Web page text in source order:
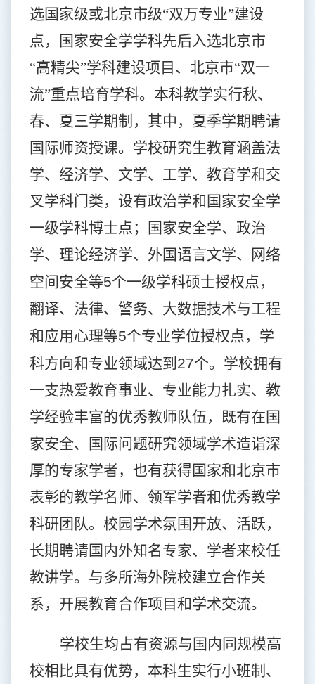
选国家级或北京市级“双万专业”建设
点，国家安全学学科先后入选北京市
“高精尖”学科建设项目、北京市“双一
流”重点培育学科。本科教学实行秋、
春、夏三学期制，其中，夏季学期聘请
国际师资授课。学校研究生教育涵盖法
学、经济学、文学、工学、教育学和交
叉学科门类，设有政治学和国家安全学
一级学科博士点；国家安全学、政治
学、理论经济学、外国语言文学、网络
空间安全等5个一级学科硕士授权点，
翻译、法律、警务、大数据技术与工程
和应用心理等5个专业学位授权点，学
科方向和专业领域达到 27个。学校拥有
一支热爱教育事业、专业能力扎实、教
学经验丰富的优秀教师队伍，既有在国
家安全、国际问题研究领域学术造诣深
厚的专家学者，也有获得国家和北京市
表彰的教学名师、领军学者和优秀教学
科研团队。校园学术氛围开放、活跃，
长期聘请国内外知名专家、学者来校任
教讲学。与多所海外院校建立合作关
系，开展教育合作项目和学术交流。
学校生均占有资源与国内同规模高
校相比具有优势，本科生实行小班制、